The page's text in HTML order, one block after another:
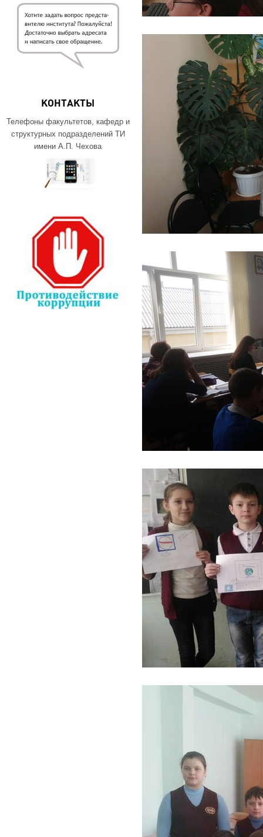
КОНТАКТЫ
Телефоны факультетов, кафедр и
структурных подразделений ТИ
имени А.П. Чехова